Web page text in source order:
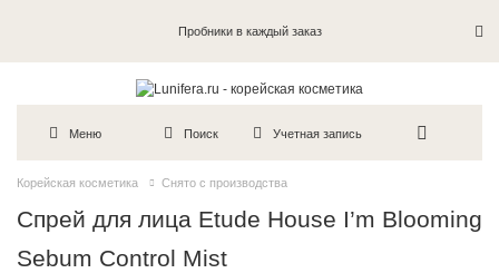
Пробники в каждый заказ
Меню Поиск Учетная запись
Корейская косметика Снято с производства
Спрей для лица Etude House I’m Blooming
Sebum Control Mist